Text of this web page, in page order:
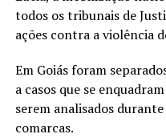
todos os tribunais de
ações contra a violência
Em Goiás foram
a casos que se
serem analisados
comarcas.